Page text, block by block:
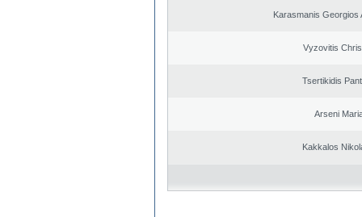
Karasmanis Georgios
Vyzovitis
Tsertikidis
Arseni
Kakkalos